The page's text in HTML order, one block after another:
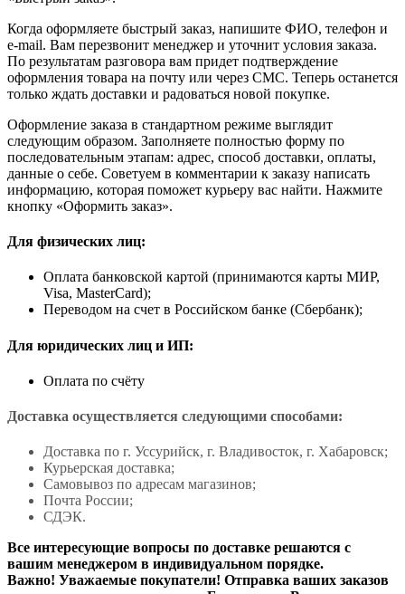
Когда оформляете быстрый заказ, напишите ФИО, телефон и
e-mail. Вам перезвонит менеджер и уточнит условия заказа.
По результатам разговора вам придет подтверждение
оформления товара на почту или через СМС. Теперь останется
только ждать доставки и радоваться новой покупке.
Оформление заказа в стандартном режиме выглядит
следующим образом. Заполняете полностью форму по
последовательным этапам: адрес, способ доставки, оплаты,
данные о себе. Советуем в комментарии к заказу написать
информацию, которая поможет курьеру вас найти. Нажмите
кнопку «Оформить заказ».
Для физических лиц:
Оплата банковской картой (принимаются карты МИР,
Visa, MasterCard);
Переводом на счет в Российском банке (Сбербанк);
Для юридических лиц и ИП:
Оплата по счёту
Доставка осуществляется следующими способами:
Доставка по г. Уссурийск, г. Владивосток, г. Хабаровск;
Курьерская доставка;
Самовывоз по адресам магазинов;
Почта России;
СДЭК.
Все интересующие вопросы по доставке решаются с
вашим менеджером в индивидуальном порядке.
Важно! Уважаемые покупатели! Отправка ваших заказов